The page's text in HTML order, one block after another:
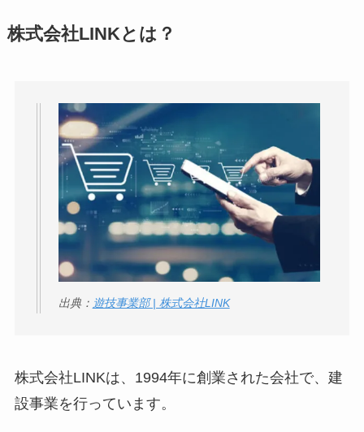
本当？
【怪しい？】帝国デ
ータバンクの口コ
ミ・評判は実際ど
う？
【怪しい？】セルプ
ロモート株式会社の
どう？
Liteの口コミ・評判
は
株式会社LINKとは？
出典： 遊技事業部 | 株式会社LINK
株式会社LINKは、1994年に創業された会社で、建
設事業を行っています。